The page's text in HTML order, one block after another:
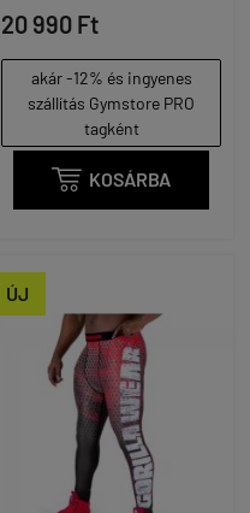
20 990 Ft
akár -12% és ingyenes
szállítás Gymstore PRO
tagként
 KOSÁRBA
ÚJ